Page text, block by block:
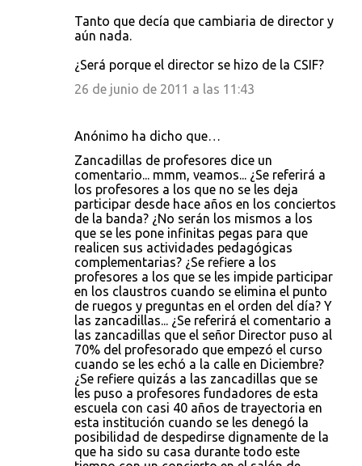
Tanto que decía que cambiaria de director y
aún nada.
¿Será porque el director se hizo de la CSIF?
26 de junio de 2011 a las 11:43
Anónimo ha dicho que…
Zancadillas de profesores dice un
comentario... mmm, veamos... ¿Se referirá a
los profesores a los que no se les deja
participar desde hace años en los conciertos
de la banda? ¿No serán los mismos a los
que se les pone infinitas pegas para que
realicen sus actividades pedagógicas
complementarias? ¿Se refiere a los
profesores a los que se les impide participar
en los claustros cuando se elimina el punto
de ruegos y preguntas en el orden del día? Y
las zancadillas... ¿Se referirá el comentario a
las zancadillas que el señor Director puso al
70% del profesorado que empezó el curso
cuando se les echó a la calle en Diciembre?
¿Se refiere quizás a las zancadillas que se
les puso a profesores fundadores de esta
escuela con casi 40 años de trayectoria en
esta institución cuando se les denegó la
posibilidad de despedirse dignamente de la
que ha sido su casa durante todo este